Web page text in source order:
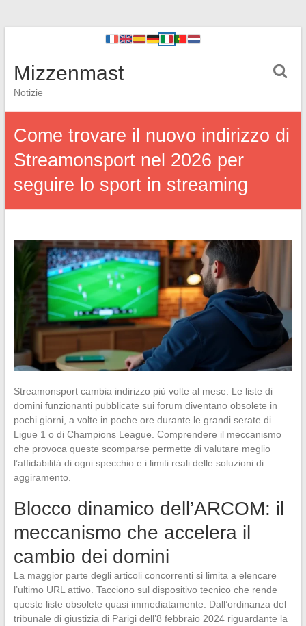
Mizzenmast
Notizie
Come trovare il nuovo indirizzo di
Streamonsport nel 2026 per
seguire lo sport in streaming
Streamonsport cambia indirizzo più volte al mese. Le liste di
domini funzionanti pubblicate sui forum diventano obsolete in
pochi giorni, a volte in poche ore durante le grandi serate di
Ligue 1 o di Champions League. Comprendere il meccanismo
che provoca queste scomparse permette di valutare meglio
l’affidabilità di ogni specchio e i limiti reali delle soluzioni di
aggiramento.
Blocco dinamico dell’ARCOM: il
meccanismo che accelera il
cambio dei domini
La maggior parte degli articoli concorrenti si limita a elencare
l’ultimo URL attivo. Tacciono sul dispositivo tecnico che rende
queste liste obsolete quasi immediatamente. Dall’ordinanza del
tribunale di giustizia di Parigi dell’8 febbraio 2024 riguardante la